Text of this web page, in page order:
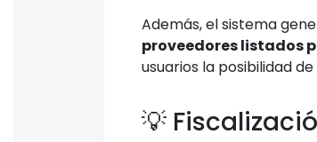
Además, el sistema
proveedores listados
usuarios la posibilidad
💡